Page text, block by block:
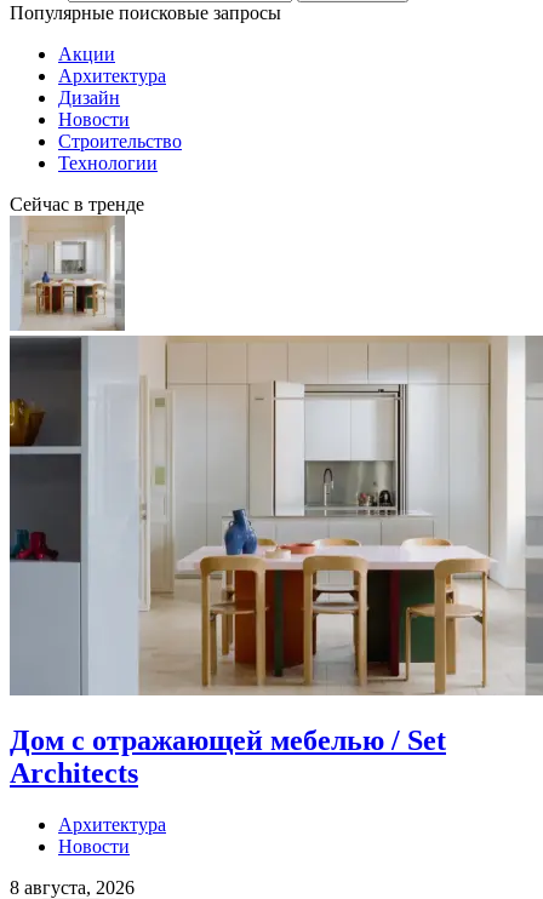
Популярные поисковые запросы
Акции
Архитектура
Дизайн
Новости
Строительство
Технологии
Сейчас в тренде
Дом с отражающей мебелью / Set
Architects
Архитектура
Новости
8 августа, 2026